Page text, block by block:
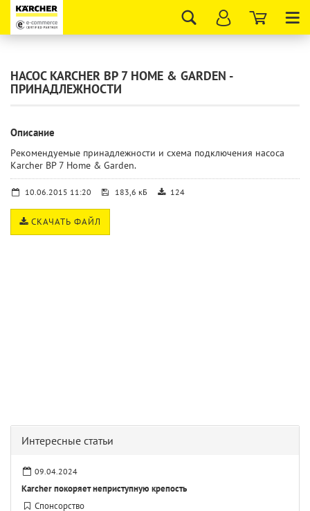
НАСОС KARCHER BP 7 HOME & GARDEN -
ПРИНАДЛЕЖНОСТИ
Описание
Рекомендуемые принадлежности и схема подключения насоса
Karcher BP 7 Home & Garden.
10.06.2015 11:20 183,6 кБ 124
СКАЧАТЬ ФАЙЛ
Интересные статьи
09.04.2024
Karcher покоряет неприступную крепость
Спонсорство